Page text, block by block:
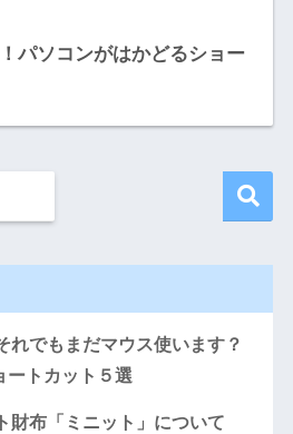
パソコンがはかどるショー
れでもまだマウス使います？
トカット５選
財布「ミニット」について